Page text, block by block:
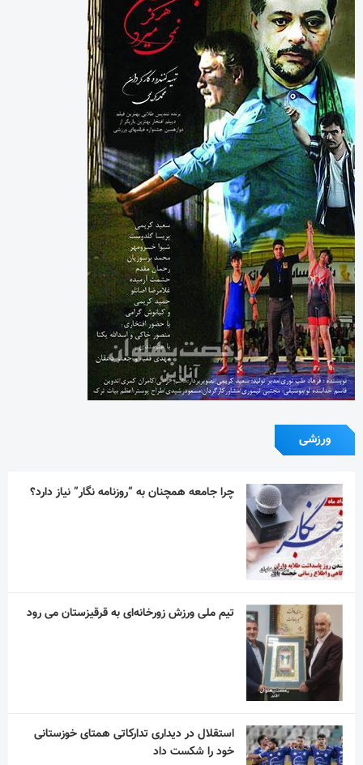
ورزشی
چرا جامعه همچنان به “روزنامه نگار” نیاز دارد؟
تیم ملی ورزش زورخانه‌ای به قرقیزستان می رود
استقلال در دیداری تدارکاتی همتای خوزستانی
خود را شکست داد